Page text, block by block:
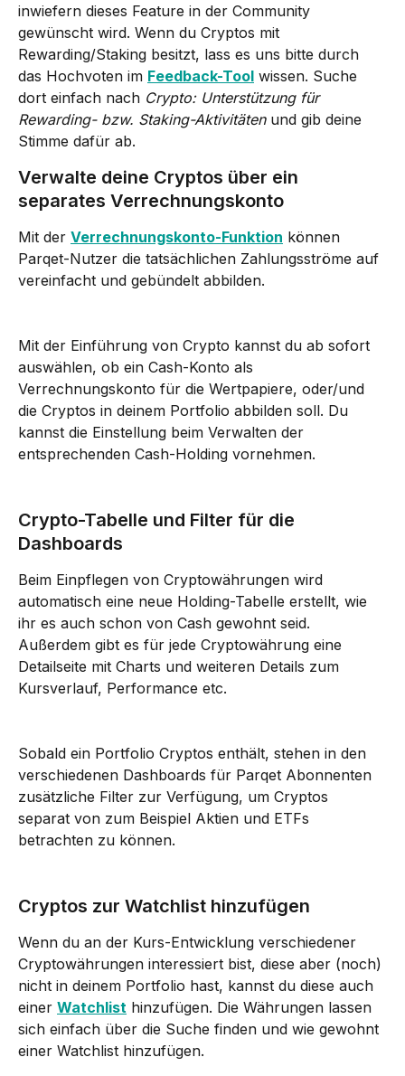
inwiefern dieses Feature in der Community
gewünscht wird. Wenn du Cryptos mit
Rewarding/Staking besitzt, lass es uns bitte durch
das Hochvoten im Feedback-Tool wissen. Suche
dort einfach nach Crypto: Unterstützung für
Rewarding- bzw. Staking-Aktivitäten und gib deine
Stimme dafür ab.
Verwalte deine Cryptos über ein
separates Verrechnungskonto
Mit der Verrechnungskonto-Funktion können
Parqet-Nutzer die tatsächlichen Zahlungsströme auf
vereinfacht und gebündelt abbilden.
Mit der Einführung von Crypto kannst du ab sofort
auswählen, ob ein Cash-Konto als
Verrechnungskonto für die Wertpapiere, oder/und
die Cryptos in deinem Portfolio abbilden soll. Du
kannst die Einstellung beim Verwalten der
entsprechenden Cash-Holding vornehmen.
Crypto-Tabelle und Filter für die
Dashboards
Beim Einpflegen von Cryptowährungen wird
automatisch eine neue Holding-Tabelle erstellt, wie
ihr es auch schon von Cash gewohnt seid.
Außerdem gibt es für jede Cryptowährung eine
Detailseite mit Charts und weiteren Details zum
Kursverlauf, Performance etc.
Sobald ein Portfolio Cryptos enthält, stehen in den
verschiedenen Dashboards für Parqet Abonnenten
zusätzliche Filter zur Verfügung, um Cryptos
separat von zum Beispiel Aktien und ETFs
betrachten zu können.
Cryptos zur Watchlist hinzufügen
Wenn du an der Kurs-Entwicklung verschiedener
Cryptowährungen interessiert bist, diese aber (noch)
nicht in deinem Portfolio hast, kannst du diese auch
einer Watchlist hinzufügen. Die Währungen lassen
sich einfach über die Suche finden und wie gewohnt
einer Watchlist hinzufügen.